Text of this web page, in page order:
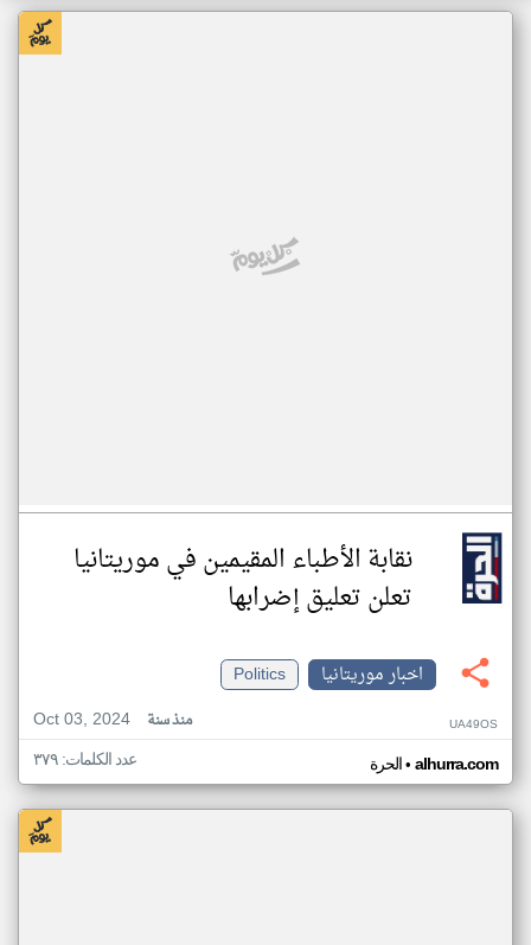
نقابة الأطباء المقيمين في موريتانيا
تعلن تعليق إضرابها
اخبار موريتانيا
Politics
Oct 03, 2024
منذ سنة UA49OS
الحرة• alhurra.com عدد الكلمات: ٣٧٩